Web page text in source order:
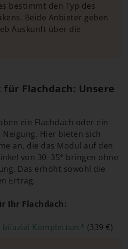
bestimmt den Typ des
Beide Anbieter geben
Auskunft über die
Flachdach: Unsere
ein Flachdach oder ein
Hier bieten sich
an, die das Modul auf den
von 30–35° bringen ohne
Das erhöht sowohl die
Ertrag.
Ihr Flachdach:
bifazial Komplettset* (339 €)